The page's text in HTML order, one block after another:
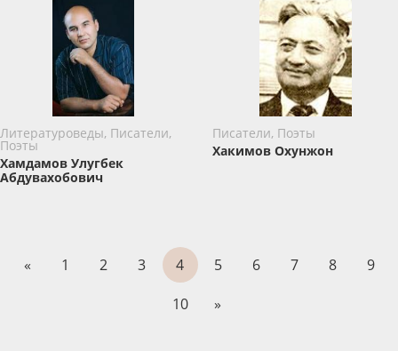
Литературоведы, Писатели,
Поэты
Хамдамов Улугбек
Абдувахобович
Писатели, Поэты
Хакимов Охунжон
« 1 2 3 4 5 6 7 8
9
10
»